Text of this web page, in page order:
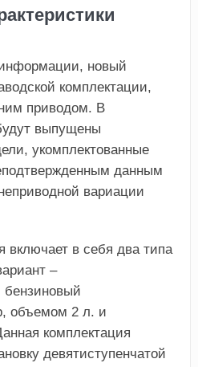
новый
комплектации,
приводом. В
выпущены
укомплектованные
данным
вариации
включает в себя два типа
–
бензиновый
объемом 2 л. и
комплектация
девятиступенчатой